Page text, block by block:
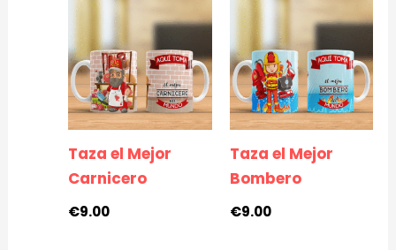
Taza el Mejor
Carnicero
€9.00
Taza el Mejor
Bombero
€9.00